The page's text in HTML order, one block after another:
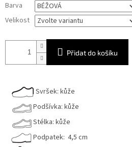
cena:
Barva
Velikost
Přidat do košíku
Svršek: kůže
Podšívka: kůže
Stélka: kůže
Podpatek: 4,5 cm